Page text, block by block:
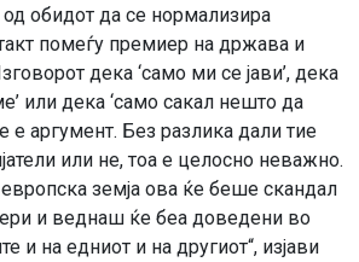
од обидот да се нормализира
помеѓу премиер на држава и
дека ‘само ми се јави’, дека
или дека ‘само сакал нешто да
е аргумент. Без разлика дали тие
или не, тоа е целосно неважно.
земја ова ќе беше скандал
и веднаш ќе беа доведени во
и на едниот и на другиот“, изјави